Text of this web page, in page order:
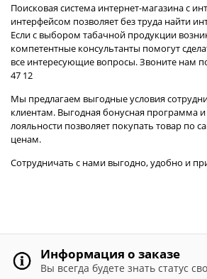
Поисковая система интернет-магазина с
интерфейсом позволяет без труда найти
Если с выбором табачной продукции
компетентные консультанты помогут
все интересующие вопросы. Звоните нам
47 12
Мы предлагаем выгодные условия
клиентам. Выгодная бонусная программа
лояльности позволяет покупать товар по
ценам.
Сотрудничать с нами выгодно, удобно и
Информация о заказе
Вы всегда будете знать статус